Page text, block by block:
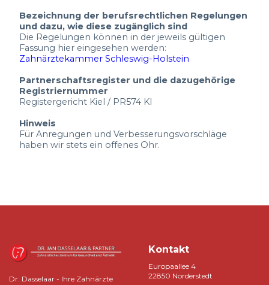
Bezeichnung der berufsrechtlichen Regelungen
und dazu, wie diese zugänglich sind
Die Regelungen können in der jeweils gültigen
Fassung hier eingesehen werden:
Zahnärztekammer Schleswig-Holstein
Partnerschaftsregister und die dazugehörige
Registriernummer
Registergericht Kiel / PR574 KI
Hinweis
Für Anregungen und Verbesserungsvorschläge
haben wir stets ein offenes Ohr.
Dr. Dasselaar - Ihre Zahnärzte
Kontakt
Europaallee 4
22850 Norderstedt